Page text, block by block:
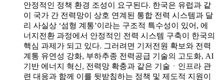
안정적인 정책 환경 조성이 요구된다. 한국은 유럽과 같
이 국가 간 전력망이 상호 연계된 통합 전력 시스템과 달
리 사실상 ‘섬형 계통’이라는 구조적 특수성이 있어, 에
너지전환 과정에서 안정적인 전력 시스템 구축이 한국의
핵심 과제가 되고 있다. 그러려면 기저전원 확보와 전력
계통 유연성 강화, 부하추종 전력공급 기술의 고도화, AI
기반 에너지 혁신, 전력망 확충과 같은 기술ㆍ인프라 관
련 대응과 함께 이를 뒷받침하는 정책 및 제도적 지원이